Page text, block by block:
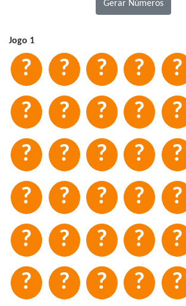
Jogo 1
? ? ? ? ?
?
? ? ? ?
?
? ? ? ?
?
? ? ? ?
?
? ? ? ?
?
? ? ? ?